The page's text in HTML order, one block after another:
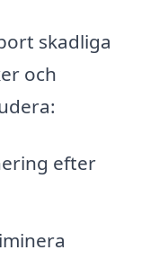
skadliga
och
efter